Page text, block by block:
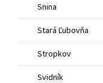
Snina
Stará Ľubovňa
Stropkov
Svidník